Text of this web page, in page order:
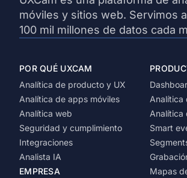
móviles y sitios web. Servimos
100 mil millones de datos cada
POR QUÉ UXCAM
Analítica de producto y UX
Analítica de apps móviles
Analítica web
Seguridad y cumplimiento
Integraciones
Analista IA
EMPRESA
Analítica
Analítica
Smart
Mapas